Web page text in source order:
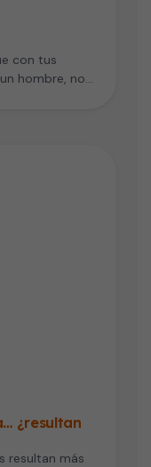
con tus
hombre, no…
¿resultan
resultan más